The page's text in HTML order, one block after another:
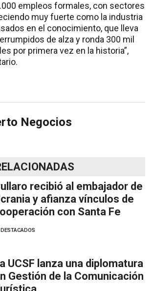
empleos formales, con sectores
muy fuerte como la industria
en el conocimiento, que lleva
de alza y ronda 300 mil
por primera vez en la historia”,
Negocios
recibió al embajador de
y afianza vínculos de
con Santa Fe
DESTACADOS
UCSF lanza una diplomatura
Gestión de la Comunicación